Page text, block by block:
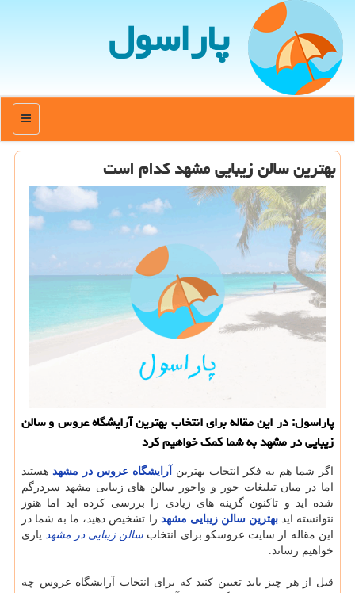
پاراسول
منو
بهترین سالن زیبایی مشهد كدام است
پاراسول: در این مقاله برای انتخاب بهترین آرایشگاه عروس و سالن
زیبایی در مشهد به شما كمك خواهیم كرد
اگر شما هم به فکر انتخاب بهترین آرایشگاه عروس در مشهد هستید
اما در میان تبلیغات جور و واجور سالن های زیبایی مشهد سردرگم
شده اید و تاکنون گزینه های زیادی را بررسی کرده اید اما هنوز
نتوانسته ایدبهترین سالن زیبایی مشهد را تشخیص دهید، ما به شما در
این مقاله از سایت عروسکو برای انتخاب سالن زیبایی در مشهد یاری
خواهیم رساند.
قبل از هر چیز باید تعیین کنید که برای انتخاب آرایشگاه عروس چه